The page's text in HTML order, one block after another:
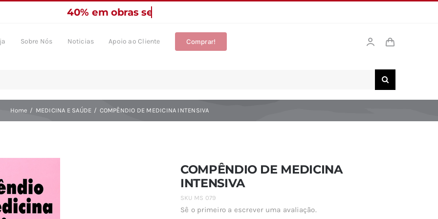
Sobre Nós Noticias Apoio ao Cliente Comprar!
Home MEDICINA E SAÚDE COMPÊNDIO DE MEDICINA INTENSIVA
COMPÊNDIO DE MEDICINA
INTENSIVA
SKU MS 079
Sê o primeiro a escrever uma avaliação.